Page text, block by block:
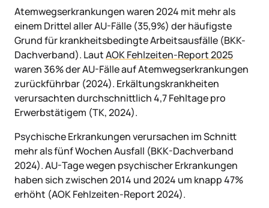
Atemwegserkrankungen waren 2024 mit mehr als
einem Drittel aller AU-Fälle (35,9%) der häufigste
Grund für krankheitsbedingte Arbeitsausfälle (BKK-
Dachverband). LautAOK Fehlzeiten-Report 2025
waren 36% der AU-Fälle auf Atemwegserkrankungen
zurückführbar (2024). Erkältungskrankheiten
verursachten durchschnittlich 4,7 Fehltage pro
Erwerbstätigem (TK, 2024).
Psychische Erkrankungen verursachen im Schnitt
mehr als fünf Wochen Ausfall (BKK-Dachverband
2024). AU-Tage wegen psychischer Erkrankungen
haben sich zwischen 2014 und 2024 um knapp 47%
erhöht (AOK Fehlzeiten-Report 2024).